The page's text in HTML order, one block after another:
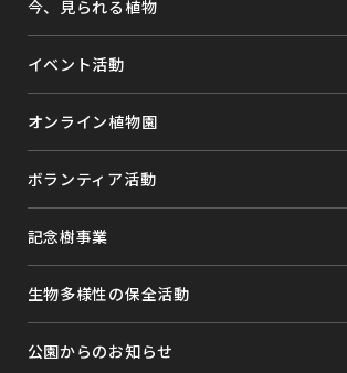
今、見られる植物
イベント活動
オンライン植物園
ボランティア活動
記念樹事業
生物多様性の保全活動
公園からのお知らせ